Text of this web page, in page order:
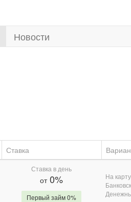
Новости
Ставка
Ставка в день
от0%
Первый займ 0%
На карту